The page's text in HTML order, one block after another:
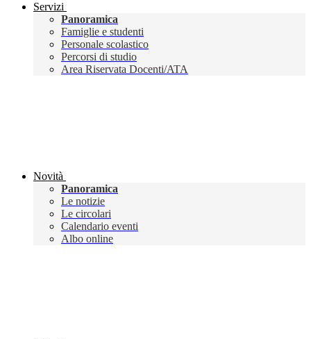
Servizi
Panoramica
Famiglie e studenti
Personale scolastico
Percorsi di studio
Area Riservata Docenti/ATA
Novità
Panoramica
Le notizie
Le circolari
Calendario eventi
Albo online